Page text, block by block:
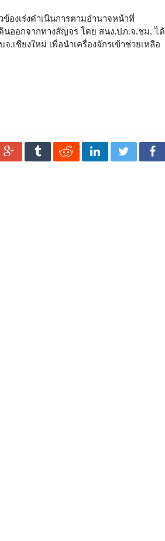
องเร่งดำเนินการตามอำนาจหน้าที่
ออกจากทางสัญจร โดย สนง.ปภ.จ.ชม. ได้
เชียงใหม่ เพื่อนำเครื่องจักรเข้าช่วยเหลือ